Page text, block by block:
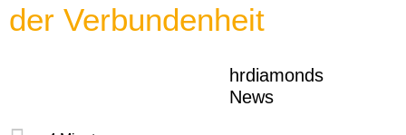
der Verbundenheit
hrdiamonds
News